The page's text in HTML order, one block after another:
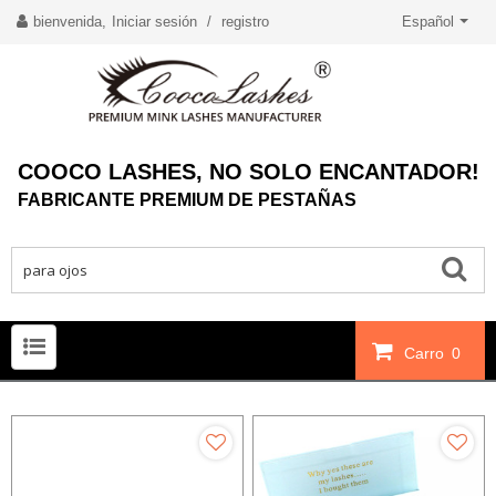
bienvenida, Iniciar sesión / registro Español
COOCO LASHES, NO SOLO ENCANTADOR!
FABRICANTE PREMIUM DE PESTAÑAS
Carro 0